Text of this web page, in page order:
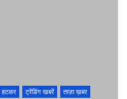
हटकर ट्रेंडिंग खबरें
ताज़ा ख़बर